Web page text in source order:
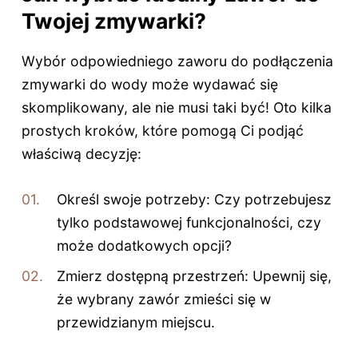
Twojej zmywarki?
Wybór odpowiedniego zaworu do podłączenia
zmywarki do wody może wydawać się
skomplikowany, ale nie musi taki być! Oto kilka
prostych kroków, które pomogą Ci podjąć
właściwą decyzję:
Określ swoje potrzeby: Czy potrzebujesz
tylko podstawowej funkcjonalności, czy
może dodatkowych opcji?
Zmierz dostępną przestrzeń: Upewnij się,
że wybrany zawór zmieści się w
przewidzianym miejscu.